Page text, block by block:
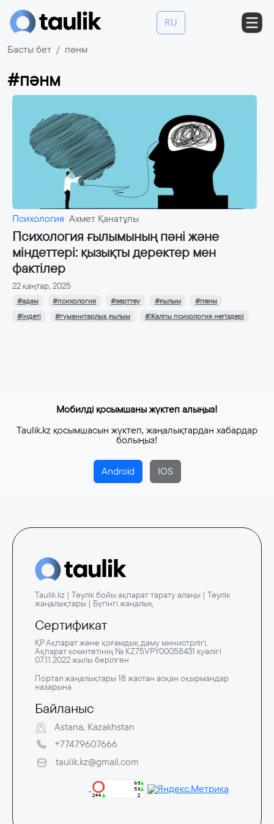
RU
Басты бет пәнм
#пәнм
Психология Ахмет Қанатұлы
Психология ғылымының пәні және
міндеттері: қызықты деректер мен
фактілер
22 қаңтар, 2025
#адам #психология #зерттеу #ғылым
#пәнм
#індеті
#гуманитарлық ғылым #Жалпы психология негіздері
Мобилді қосымшаны жүктеп алыңыз!
Taulik.kz қосымшасын жүктеп, жаңалықтардан хабардар
болыңыз!
Android IOS
Taulik.kz | Тәулік бойы ақпарат тарату алаңы | Тәулік
жаңалықтары | Бүгінгі жаңалық
Сертификат
ҚР Ақпарат және қоғамдық даму министрлігі,
Ақпарат комитетінің № KZ75VPY00058431 куәлігі
07.11.2022 жылы берілген
Портал жаңалықтары 18 жастан асқан оқырмандар
назарына.
Байланыс
Astana, Kazakhstan
+77479607666
taulik.kz@gmail.com